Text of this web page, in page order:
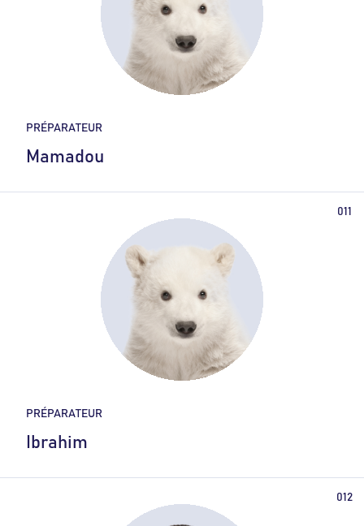
PRÉPARATEUR
Mamadou
PRÉPARATEUR
Ibrahim